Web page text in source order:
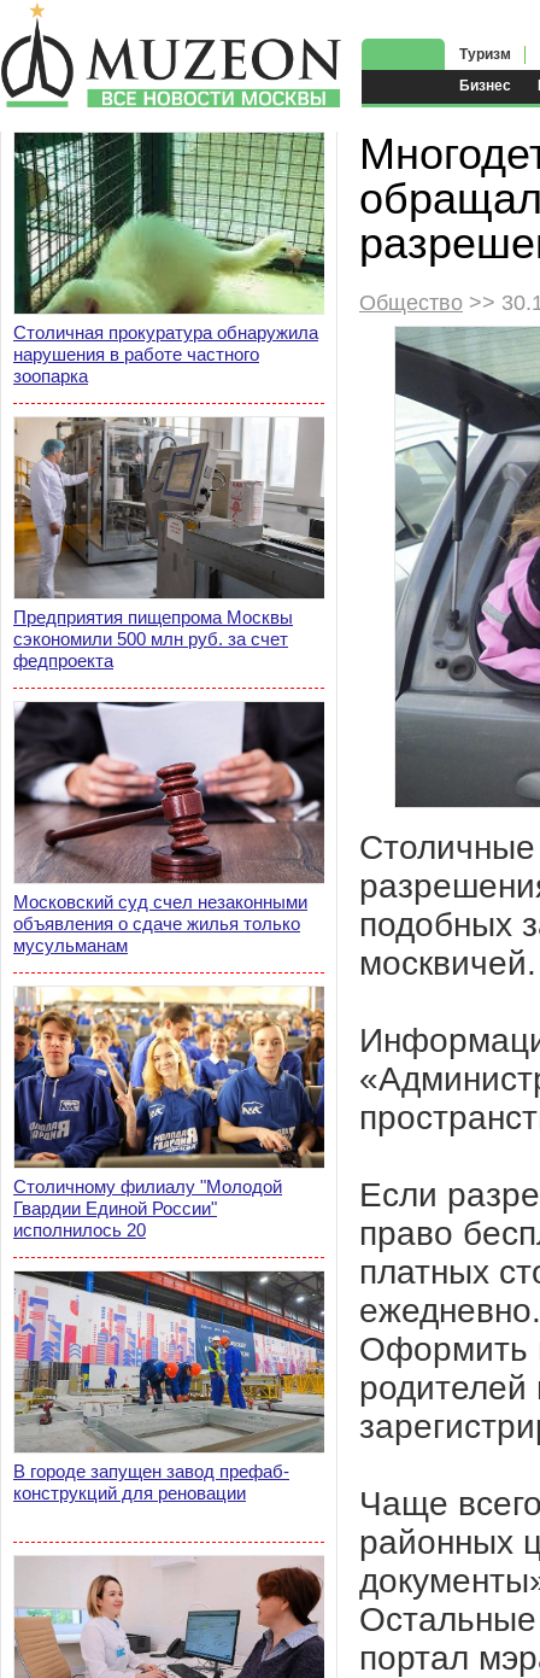
Бизнес
Туризм
Столичная прокуратура обнаружила
нарушения в работе частного
зоопарка
Предприятия пищепрома Москвы
сэкономили 500 млн руб. за счет
федпроекта
Московский суд счел незаконными
объявления о сдаче жилья только
мусульманам
Столичному филиалу "Молодой
Гвардии Единой России"
исполнилось 20
В городе запущен завод префаб-
конструкций для реновации
Общество >>
подобных
москвичей.
Если
право
платных
ежедневно.
Оформить
родителей
Чаще
районных
портал